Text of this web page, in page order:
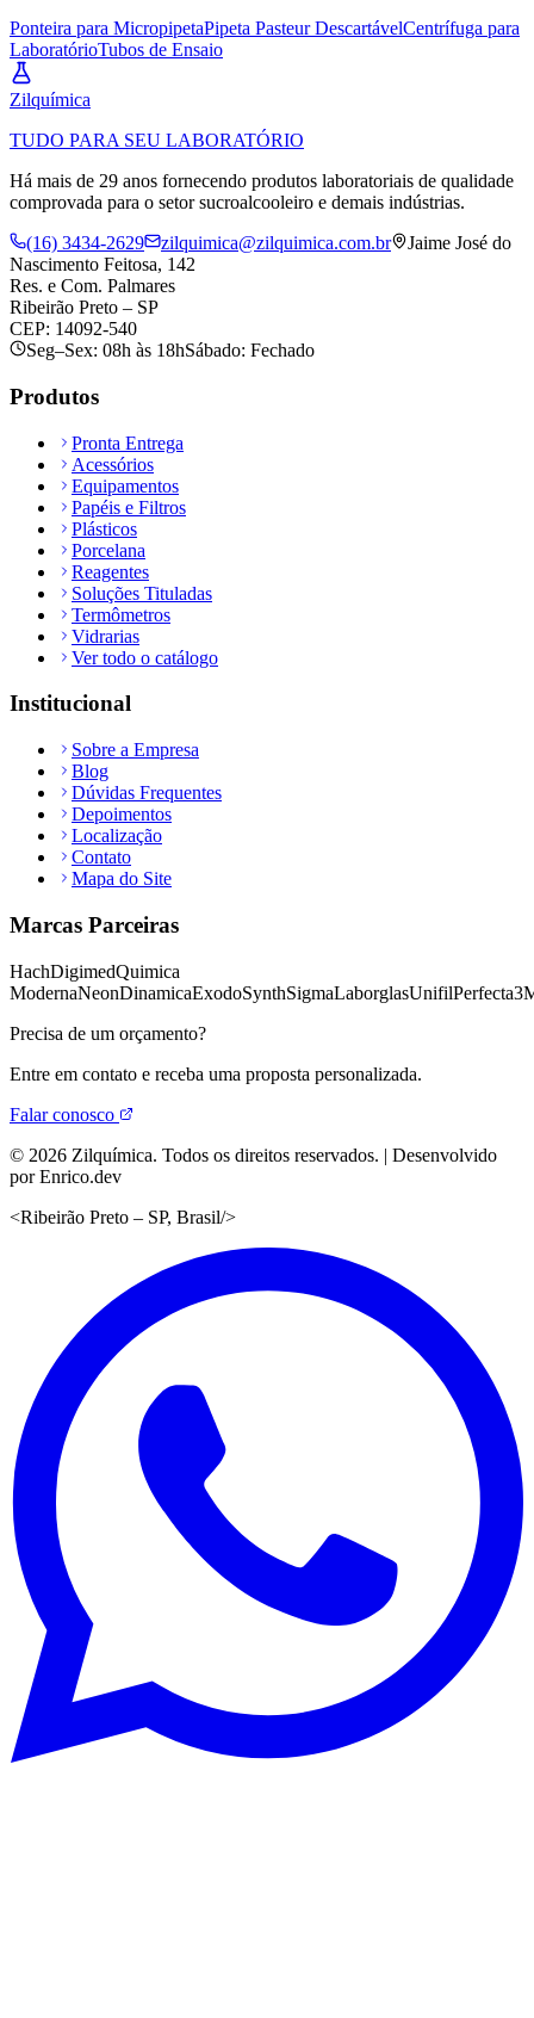
Ponteira para MicropipetaPipeta Pasteur DescartávelCentrífuga para
LaboratórioTubos de Ensaio
Zilquímica
TUDO PARA SEU LABORATÓRIO
Há mais de 29 anos fornecendo produtos laboratoriais de qualidade
comprovada para o setor sucroalcooleiro e demais indústrias.
(16) 3434-2629
zilquimica@zilquimica.com.br
Jaime José do
Nascimento Feitosa, 142
Res. e Com. Palmares
Ribeirão Preto – SP
CEP: 14092-540
Seg–Sex: 08h às 18hSábado: Fechado
Produtos
Pronta Entrega
Acessórios
Equipamentos
Papéis e Filtros
Plásticos
Porcelana
Reagentes
Soluções Tituladas
Termômetros
Vidrarias
Ver todo o catálogo
Institucional
Sobre a Empresa
Blog
Dúvidas Frequentes
Depoimentos
Localização
Contato
Mapa do Site
Marcas Parceiras
HachDigimedQuimica
ModernaNeonDinamicaExodoSynthSigmaLaborglasUnifilPerfecta
Precisa de um orçamento?
Entre em contato e receba uma proposta personalizada.
Falar conosco
© 2026 Zilquímica. Todos os direitos reservados. | Desenvolvido
por Enrico.dev
<Ribeirão Preto – SP, Brasil/>